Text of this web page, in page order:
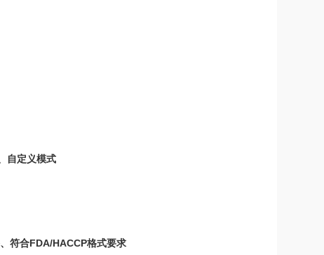
自定义模式
符合FDA/HACCP格式要求